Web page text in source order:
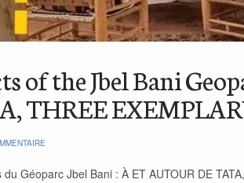
of the Jbel Bani
THREE
Géoparc Jbel Bani : À ET AUTOUR DE